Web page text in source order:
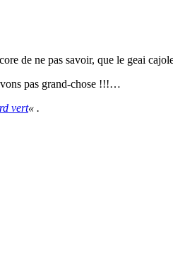
de ne pas savoir, que le geai
pas grand-chose !!!…
vert« .